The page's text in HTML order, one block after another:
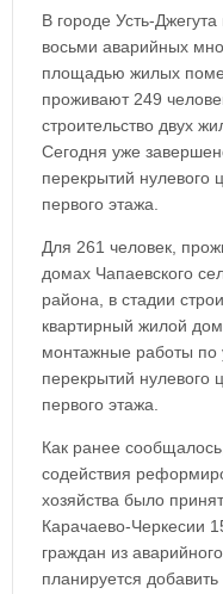
В городе Усть-
восьми аварийных
площадью жилых
проживают 249
строительство двух
Сегодня уже
перекрытий нулевого
первого этажа.
Для 261 человек,
домах Чапаевского
района, в стадии
квартирный жилой
монтажные работы по
перекрытий нулевого
первого этажа.
Как ранее
содействия
хозяйства было
Карачаево-Черкесии
граждан из
планируется